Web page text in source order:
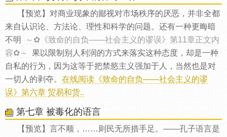
【预览】对商业现象的鄙视对市场秩序的厌恶，并非全都
来自认识论、方法论、理性和科学的问题。还有一种更晦暗
不明
～✿《致命的自负——社会主义的谬误》第11章正文内
容✿～
果以限制别人利润的方式来落实这种态度，却是一种
自私的行为，因为这等于把禁慾主义强加于人，当然也是对
一切人的剥夺。 在线阅读《致命的自负——社会主义的谬
误》第六章 贸易和货..
第七章 被毒化的语言
【预览】言不顺，……则民无所措手足。——孔子语言是